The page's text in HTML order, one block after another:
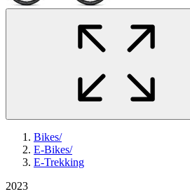
Bikes/
E-Bikes/
E-Trekking
2023